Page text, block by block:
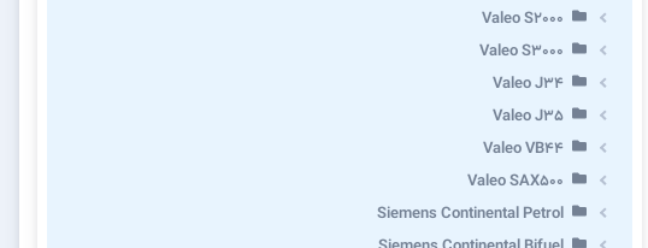
Valeo S2000
Valeo S3000
Valeo J34
Valeo J35
Valeo VB44
Valeo SAX500
Siemens Continental Petrol